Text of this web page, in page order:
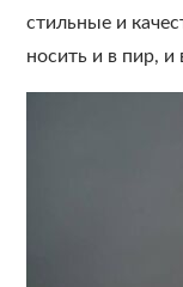
стильные и
носить и в пир,